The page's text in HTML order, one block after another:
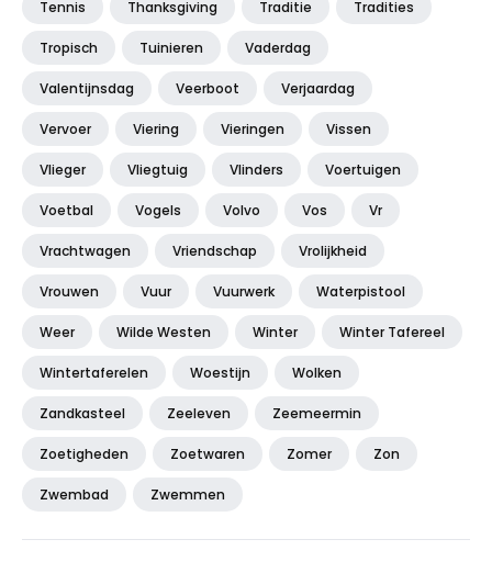
Tennis Thanksgiving Traditie Tradities
Tropisch Tuinieren Vaderdag
Valentijnsdag Veerboot Verjaardag
Vervoer Viering Vieringen Vissen
Vlieger Vliegtuig Vlinders Voertuigen
Voetbal Vogels Volvo Vos Vr
Vrachtwagen Vriendschap Vrolijkheid
Vrouwen Vuur Vuurwerk Waterpistool
Weer Wilde Westen Winter Winter Tafereel
Wintertaferelen Woestijn Wolken
Zandkasteel Zeeleven Zeemeermin
Zoetigheden Zoetwaren Zomer Zon
Zwembad Zwemmen